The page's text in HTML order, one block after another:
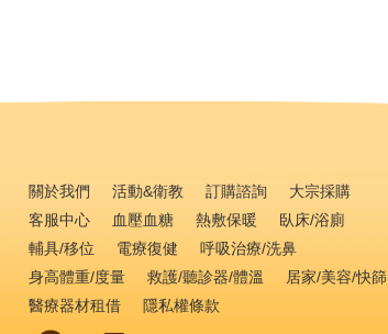
關於我們 活動&衛教 訂購諮詢
大宗採購
客服中心
血壓血糖 熱敷保暖
臥床/浴廁
輔具/移位
電療復健
呼吸治療/洗鼻
身高體重/度量
救護/聽診器/體溫
居家/美容/快篩
醫療器材租借
隱私權條款